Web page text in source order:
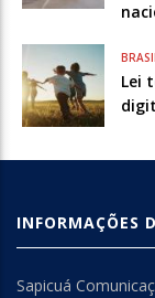
Lei
INFORMAÇÕES
Sapicuá